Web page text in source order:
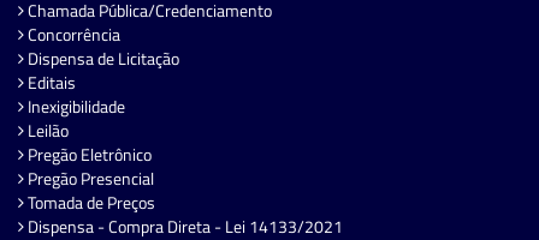
Chamada Pública/Credenciamento
Concorrência
Dispensa de Licitação
Editais
Inexigibilidade
Leilão
Pregão Eletrônico
Pregão Presencial
Tomada de Preços
Dispensa - Compra Direta - Lei 14133/2021